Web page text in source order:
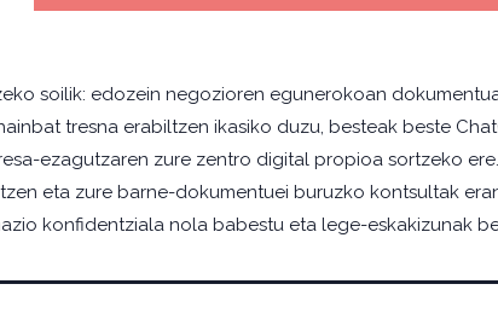
soilik: edozein negozioren egunerokoan
tresna erabiltzen ikasiko duzu, besteak beste
ezagutzaren zure zentro digital propioa sortzeko
eta zure barne-dokumentuei buruzko kontsultak
konfidentziala nola babestu eta lege-eskakizunak